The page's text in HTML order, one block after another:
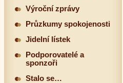
Výroční zprávy
Průzkumy spokojenosti
Jidelní lístek
Podporovatelé a
sponzoři
Stalo se…